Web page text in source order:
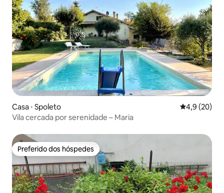
Casa ⋅ Spoleto 4,9 de uma
4,9 (20)
Vila cercada por serenidade – Maria
Preferido dos hóspedes
Preferido dos hóspedes